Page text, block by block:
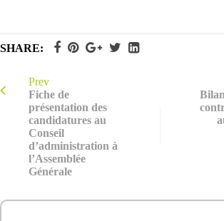
SHARE:
Prev
Fiche de
présentation des
candidatures au
Conseil
d’administration à
l’Assemblée
Générale